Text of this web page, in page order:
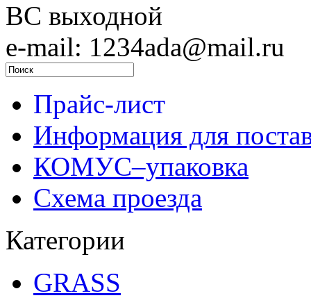
ВС выходной
e-mail: 1234ada@mail.ru
Прайс-лист
Информация для
КОМУС–упаковка
Схема проезда
Категории
GRASS